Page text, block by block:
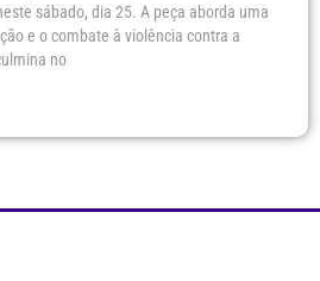
sábado, dia 25. A peça aborda uma
e o combate à violência contra a
no